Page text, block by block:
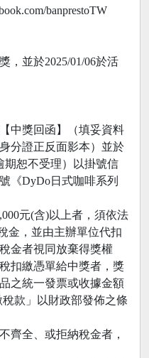
banprestoTW
，並於2025/01/06於活
中獎回函】（填妥資料
分證正反面影本）並於
期恕不受理）以掛號信
《DyDo日式咖啡系列
元(含)以上者，須依法
金，並由主辦單位代扣
金者視同放棄得獎權
扣繳憑單給中獎者，獎
之統一發票或收據金額
款」以財政部發佈之條
齊全、或拒納稅金者，